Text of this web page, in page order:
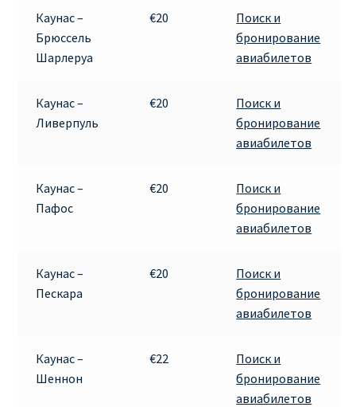
Каунас –
Брюссель
Шарлеруа
€20
Поиск и
бронирование
авиабилетов
Каунас –
Ливерпуль
€20
Поиск и
бронирование
авиабилетов
Каунас –
Пафос
€20
Поиск и
бронирование
авиабилетов
Каунас –
Пескара
€20
Поиск и
бронирование
авиабилетов
Каунас –
Шеннон
€22
Поиск и
бронирование
авиабилетов